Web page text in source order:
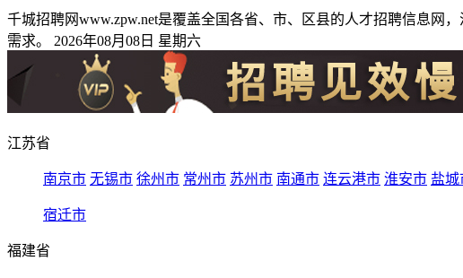
千城招聘网www.zpw.net是覆盖全国各省、市、区县的人才招聘信息网
需求。 2026年08月08日 星期六
江苏省
南京市 无锡市 徐州市 常州市 苏州市 南通市 连云港市 淮安市 盐城
宿迁市
福建省